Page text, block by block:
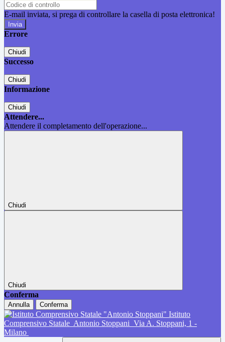
E-mail inviata, si prega di controllare la casella di posta elettronica!
Errore
Chiudi
Successo
Chiudi
Informazione
Chiudi
Attendere...
Attendere il completamento dell'operazione...
Chiudi
Chiudi
Conferma
Annulla Conferma
Istituto
Comprensivo Statale Antonio Stoppani Via A. Stoppani, 1 -
Milano